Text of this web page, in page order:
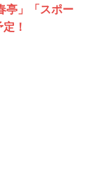
亭」「スポー
！